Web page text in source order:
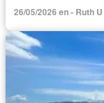
Cocina integral
Electricidad
Recámara con
Vista panorámica
26/05/2026 en - Ruth U